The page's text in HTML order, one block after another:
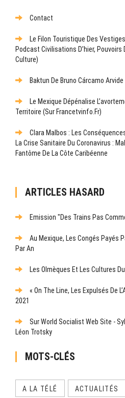
Contact
Le Filon Touristique Des
Podcast Civilisations D’hier, Pouvoirs
Culture)
Baktun De Bruno Cárcamo
Le Mexique Dépénalise
Territoire (sur Francetvinfo.fr)
Clara Malbos : Les
La Crise Sanitaire Du Coronavirus :
Fantôme De La Côte Caribéenne
ARTICLES HASARD
Emission "Des Trains Pas
Au Mexique, Les Congés Payés
Par An
Les Olmèques Et Les Cultures
« On The Line, Les Expulsés De
2021
Sur World Socialist Web Site -
Léon Trotsky
MOTS-CLÉS
A LA TÉLÉ ACTUALITÉS